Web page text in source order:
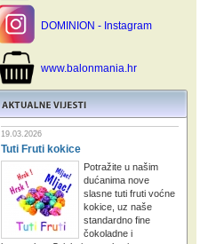
DOMINION - Instagram
www.balonmania.hr
19.03.2026
Tuti Fruti kokice
Potražite u našim
dućanima nove
slasne tuti fruti voćne
kokice, uz naše
standardno fine
čokoladne i